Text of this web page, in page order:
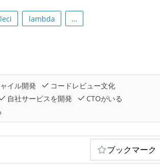
lambda …
イル開発
コードレビュー文化
自社サービスを開発
CTOがいる
ブックマーク